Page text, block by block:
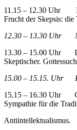
11.15 – 12.30 Uhr
Frucht der Skepsis: die
12.30 – 13.30 Uhr
13.30 – 15.00 Uhr
Skeptischer.
15.00 – 15.15. Uhr
15.15 – 16.30 Uhr
Sympathie für die
Antiintellektualismus.